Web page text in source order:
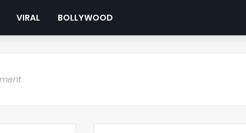
VIRAL BOLLYWOOD